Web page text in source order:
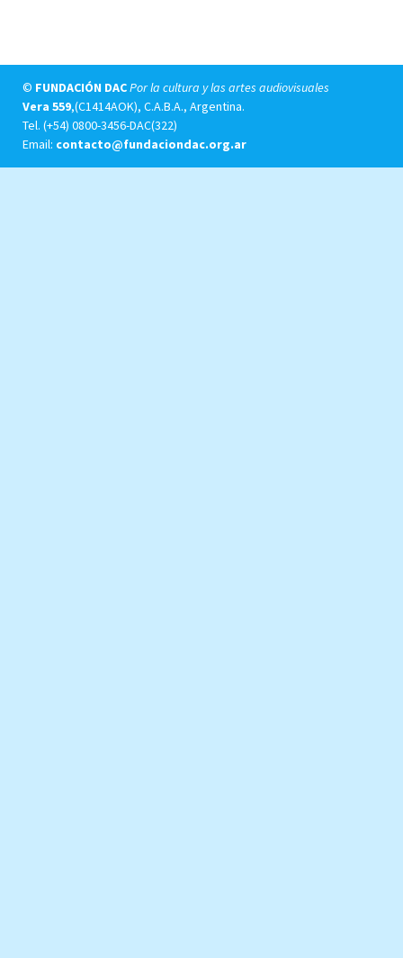
© FUNDACIÓN DACPor la cultura y las artes audiovisuales
Vera 559,(C1414AOK), C.A.B.A., Argentina.
Tel. (+54) 0800-3456-DAC(322)
Email: contacto@fundaciondac.org.ar